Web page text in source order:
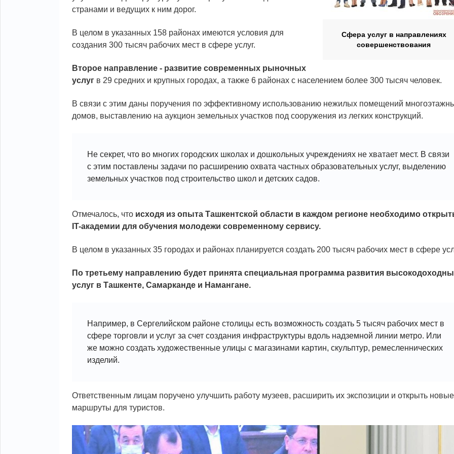
Сфера услуг в направлениях
совершенствования
странами и ведущих к ним дорог.
В целом в указанных 158 районах имеются условия для
создания 300 тысяч рабочих мест в сфере услуг.
Второе направление - развитие современных рыночных
услуг в 29 средних и крупных городах, а также 6 районах с населением более 300 тысяч человек.
В связи с этим даны поручения по эффективному использованию нежилых помещений
домов, выставлению на аукцион земельных участков под сооружения из легких конструкций.
Не секрет, что во многих городских школах и дошкольных учреждениях не хватает мест. В связи
с этим поставлены задачи по расширению охвата частных образовательных услуг, выделению
земельных участков под строительство школ и детских садов.
Отмечалось, что исходя из опыта Ташкентской области в каждом регионе необходимо
IT-академии для обучения молодежи современному сервису.
В целом в указанных 35 городах и районах планируется создать 200 тысяч рабочих мест в сфере
По третьему направлению будет принята специальная программа развития
услуг в Ташкенте, Самарканде и Намангане.
Например, в Сергелийском районе столицы есть возможность создать 5 тысяч рабочих мест в
сфере торговли и услуг за счет создания инфраструктуры вдоль надземной линии метро. Или
же можно создать художественные улицы с магазинами картин, скульптур, ремесленнических
изделий.
Ответственным лицам поручено улучшить работу музеев, расширить их экспозиции и открыть новые
маршруты для туристов.